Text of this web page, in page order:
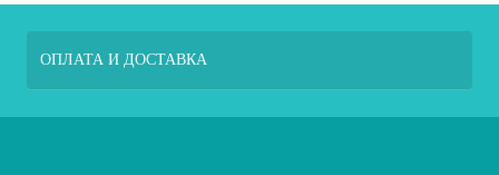
ОПЛАТА И ДОСТАВКА